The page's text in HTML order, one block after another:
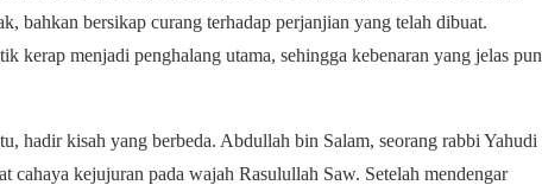
bahkan bersikap curang terhadap perjanjian yang telah dibuat.
kerap menjadi penghalang utama, sehingga kebenaran yang jelas pun
hadir kisah yang berbeda. Abdullah bin Salam, seorang rabbi Yahudi
kejujuran pada wajah Rasulullah Saw. Setelah mendengar